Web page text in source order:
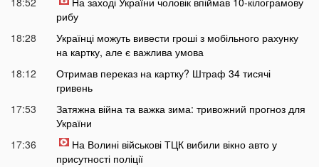
рибу
18:28
Українці можуть вивести гроші з мобільного рахунку
на картку, але є важлива умова
18:12
Отримав переказ на картку? Штраф 34 тисячі
гривень
17:53
Затяжна війна та важка зима: тривожний прогноз для
України
17:36
На Волині військові ТЦК вибили вікно авто у
присутності поліції